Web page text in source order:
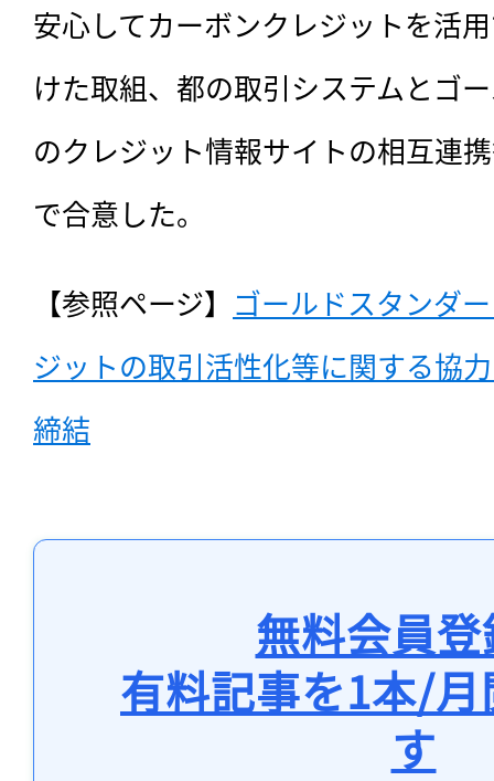
安心してカーボンクレジットを活
けた取組、都の取引システムとゴ
のクレジット情報サイトの相互連
で合意した。
【参照ページ】 ゴールドスタンダ
ジットの取引活性化等に関する協
締結
無料会員
有料記事を1本/
す